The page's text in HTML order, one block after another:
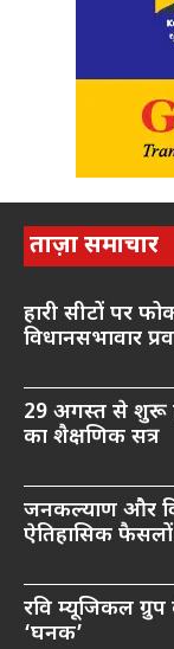
ताज़ा समाचार
हारी सीटों पर
विधानसभावार
29 अगस्त से शुरू
का शैक्षणिक सत्र
जनकल्याण और
ऐतिहासिक
रवि म्यूजिकल
‘घनक’